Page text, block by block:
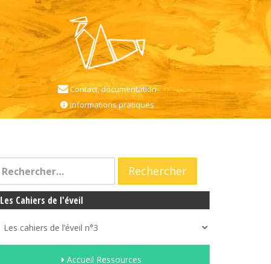
Contact, documentation
Informations pratiques
Les Cahiers de l'éveil
Accueil Ressources